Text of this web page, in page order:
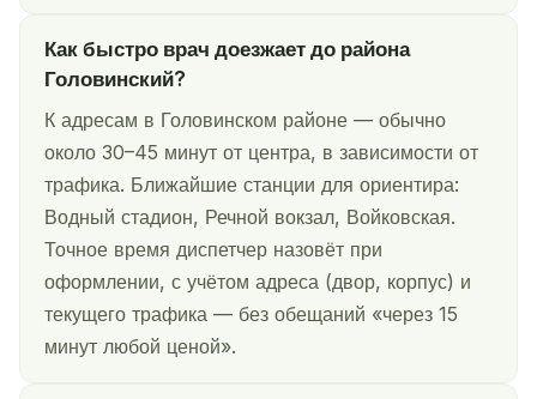
Как быстро врач доезжает до района
Головинский?
К адресам в Головинском районе — обычно
около 30–45 минут от центра, в зависимости от
трафика. Ближайшие станции для ориентира:
Водный стадион, Речной вокзал, Войковская.
Точное время диспетчер назовёт при
оформлении, с учётом адреса (двор, корпус) и
текущего трафика — без обещаний «через 15
минут любой ценой».